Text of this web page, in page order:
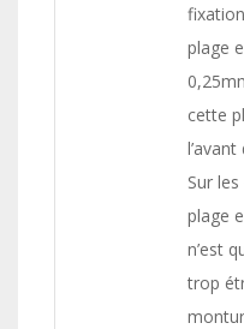
plage
cette
Sur
plage
n’est
trop